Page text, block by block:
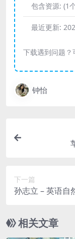
包含资源: (1
最近更新:
下载遇到问题
钟怡
下一篇
孙志立 – 英语自
相关文章